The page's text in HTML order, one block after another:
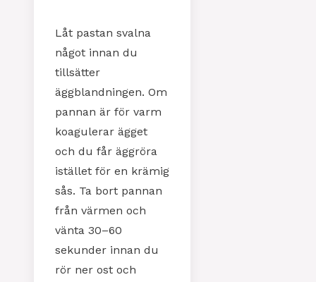
Låt pastan svalna
något innan du
tillsätter
äggblandningen. Om
pannan är för varm
koagulerar ägget
och du får äggröra
istället för en krämig
sås. Ta bort pannan
från värmen och
vänta 30–60
sekunder innan du
rör ner ost och